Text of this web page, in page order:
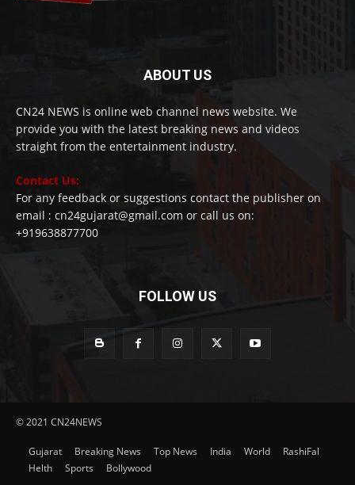
ABOUT US
CN24 NEWS is online web channel news website. We
provide you with the latest breaking news and videos
straight from the entertainment industry.
Contact Us:
For any feedback or suggestions contact the publisher on
email : cn24gujarat@gmail.com or call us on:
+919638877700
FOLLOW US
© 2021 CN24NEWS
Gujarat Breaking News Top News India World
RashiFal
Helth
Sports Bollywood